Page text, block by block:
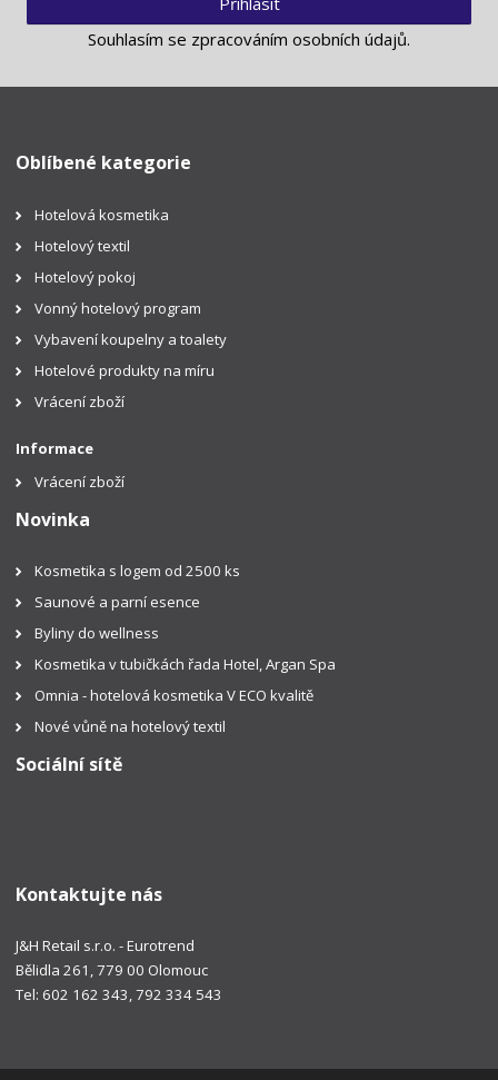
Souhlasím se zpracováním osobních údajů.
Oblíbené kategorie
Hotelová kosmetika
Hotelový textil
Hotelový pokoj
Vonný hotelový program
Vybavení koupelny a toalety
Hotelové produkty na míru
Vrácení zboží
Informace
Vrácení zboží
Novinka
Kosmetika s logem od 2500 ks
Saunové a parní esence
Byliny do wellness
Kosmetika v tubičkách řada Hotel, Argan Spa
Omnia - hotelová kosmetika V ECO kvalitě
Nové vůně na hotelový textil
Sociální sítě
Kontaktujte nás
J&H Retail s.r.o. - Eurotrend
Bělidla 261, 779 00 Olomouc
Tel: 602 162 343, 792 334 543